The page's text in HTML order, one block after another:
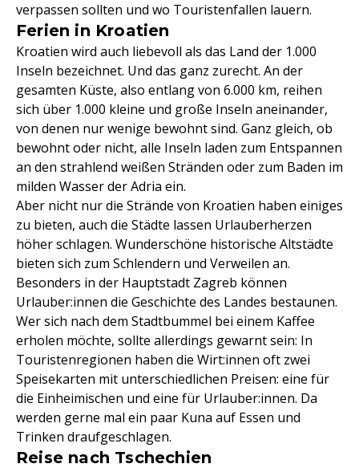
verpassen sollten und wo Touristenfallen lauern.
Ferien in Kroatien
Kroatien wird auch liebevoll als das Land der 1.000
Inseln bezeichnet. Und das ganz zurecht. An der
gesamten Küste, also entlang von 6.000 km, reihen
sich über 1.000 kleine und große Inseln aneinander,
von denen nur wenige bewohnt sind. Ganz gleich, ob
bewohnt oder nicht, alle Inseln laden zum Entspannen
an den strahlend weißen Stränden oder zum Baden im
milden Wasser der Adria ein.
Aber nicht nur die Strände von Kroatien haben einiges
zu bieten, auch die Städte lassen Urlauberherzen
höher schlagen. Wunderschöne historische Altstädte
bieten sich zum Schlendern und Verweilen an.
Besonders in der Hauptstadt Zagreb können
Urlauber:innen die Geschichte des Landes bestaunen.
Wer sich nach dem Stadtbummel bei einem Kaffee
erholen möchte, sollte allerdings gewarnt sein: In
Touristenregionen haben die Wirt:innen oft zwei
Speisekarten mit unterschiedlichen Preisen: eine für
die Einheimischen und eine für Urlauber:innen. Da
werden gerne mal ein paar Kuna auf Essen und
Trinken draufgeschlagen.
Reise nach Tschechien